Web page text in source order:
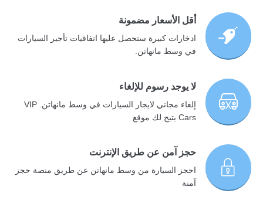
أقل الأسعار مضمونة
ادخارات كبيرة ستحصل عليها اتفاقيات تأجير السيارات
في وسط مانهاتن.
لا يوجد رسوم للإلغاء
إلغاء مجاني لايجار السيارات في وسط مانهاتن. VIP
Cars يتيح لك موقع
حجز آمن عن طريق الإنترنت
احجز السيارة من وسط مانهاتن عن طريق منصة حجز
آمنة